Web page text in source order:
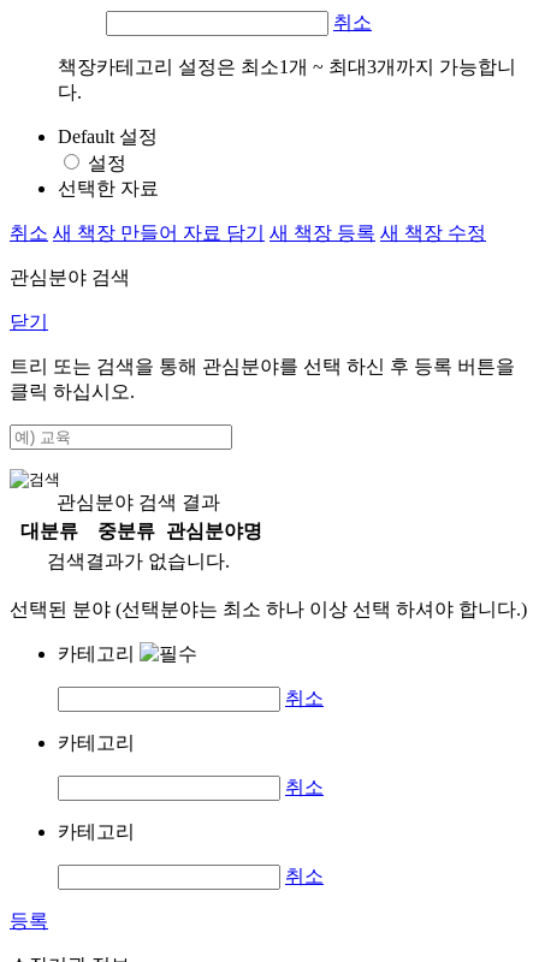
취소
책장카테고리 설정은 최소1개 ~ 최대3개까지 가능합니
다.
Default 설정
설정
선택한 자료
취소 새 책장 만들어 자료 담기 새 책장 등록 새 책장 수정
관심분야 검색
닫기
트리 또는 검색을 통해 관심분야를 선택 하신 후 등록 버튼을
클릭 하십시오.
관심분야 검색 결과
대분류
중분류
관심분야명
검색결과가 없습니다.
선택된 분야 (선택분야는 최소 하나 이상 선택 하셔야 합니다.)
카테고리
취소
카테고리
취소
카테고리
취소
등록